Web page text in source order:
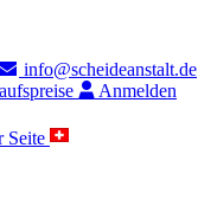
info@scheideanstalt.de
Anmelden
Seite